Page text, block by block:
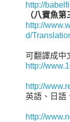
http://
（八寶魚第
http://
d/
可翻譯成中
http://
http://
英語、日語
http://